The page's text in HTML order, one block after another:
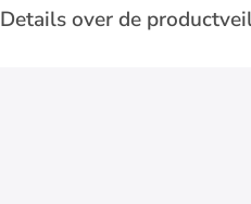
Details over de